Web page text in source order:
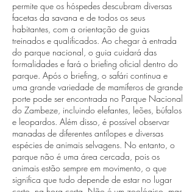
permite que os hóspedes descubram diversas
facetas da savana e de todos os seus
habitantes, com a orientação de guias
treinados e qualificados. Ao chegar à entrada
do parque nacional, o guia cuidará das
formalidades e fará o briefing oficial dentro do
parque. Após o briefing, o safári continua e
uma grande variedade de mamíferos de grande
porte pode ser encontrada no Parque Nacional
do Zambeze, incluindo elefantes, leões, búfalos
e leopardos. Além disso, é possível observar
manadas de diferentes antílopes e diversas
espécies de animais selvagens. No entanto, o
parque não é uma área cercada, pois os
animais estão sempre em movimento, o que
significa que tudo depende de estar no lugar